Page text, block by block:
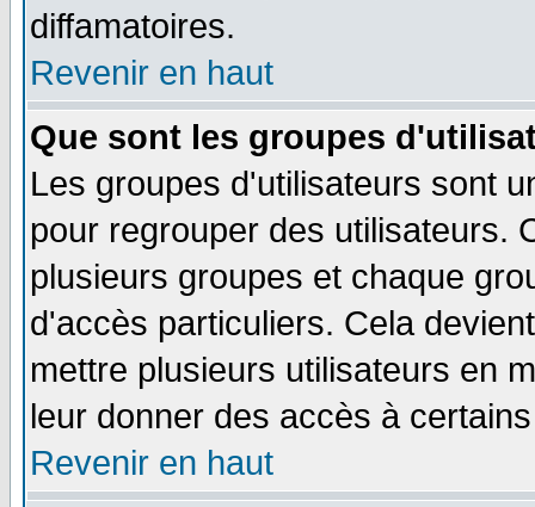
diffamatoires.
Revenir en haut
Que sont les groupes
Les groupes d'utilisateurs sont
pour regrouper des utilisateurs.
plusieurs groupes et chaque
d'accès particuliers. Cela
mettre plusieurs utilisateurs en
leur donner des accès à
Revenir en haut